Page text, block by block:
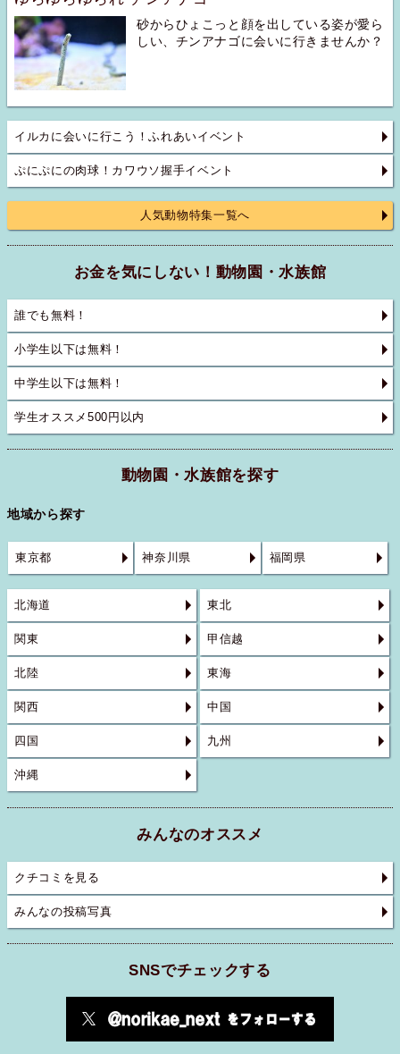
砂からひょこっと顔を出している姿が愛ら
しい、チンアナゴに会いに行きませんか？
イルカに会いに行こう！ふれあいイベント
ぷにぷにの肉球！カワウソ握手イベント
人気動物特集一覧へ
お金を気にしない！動物園・水族館
誰でも無料！
小学生以下は無料！
中学生以下は無料！
学生オススメ500円以内
動物園・水族館を探す
地域から探す
東京都 神奈川県 福岡県
北海道 東北
関東 甲信越
北陸 東海
関西 中国
四国 九州
沖縄
みんなのオススメ
クチコミを見る
みんなの投稿写真
SNSでチェックする